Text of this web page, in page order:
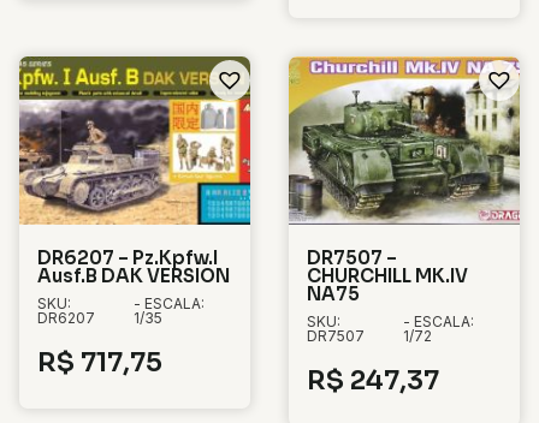
DR6207 – Pz.Kpfw.I
Ausf.B DAK VERSION
SKU:
DR6207
- ESCALA:
1/35
R$ 717,75
DR7507 –
CHURCHILL MK.IV
NA75
SKU:
DR7507
- ESCALA:
1/72
R$ 247,37